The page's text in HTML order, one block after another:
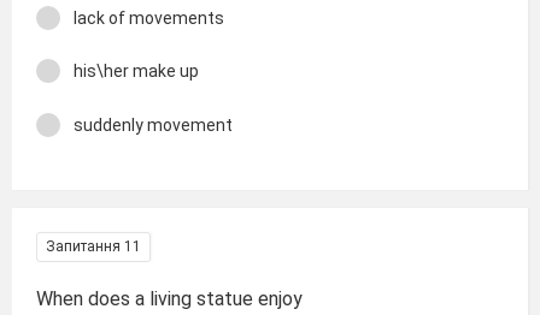
lack of movements
his\her make up
suddenly movement
Запитання 11
When does a living statue enjoy